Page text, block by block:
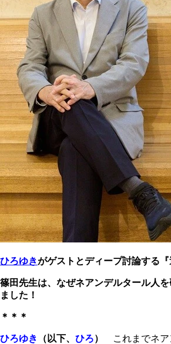
ひろゆきがゲストとディープ討論する
篠田先生は、なぜネアンデルタール人
ました！
＊＊＊
ひろゆき （以下、 ひろ）
これまでネア